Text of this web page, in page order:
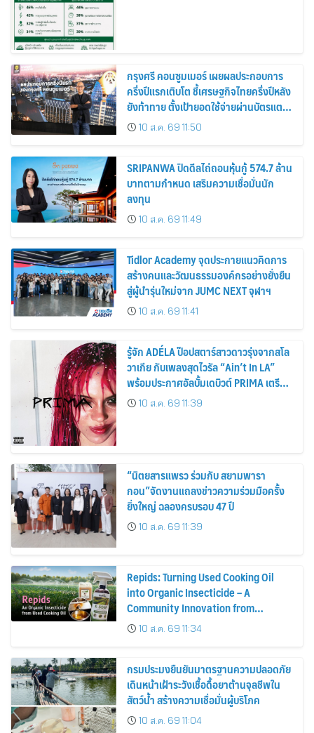
กรุงศรี คอนซูมเมอร์ เผยผลประกอบการ
ครึ่งปีแรกเติบโต ชี้เศรษฐกิจไทยครึ่งปีหลัง
ยังท้าทาย ตั้งเป้ายอดใช้จ่ายผ่านบัตรแตะ
420,000 ล้านบาท
10 ส.ค. 69 11:50
SRIPANWA ปิดดีลไถ่ถอนหุ้นกู้ 574.7 ล้าน
บาทตามกำหนด เสริมความเชื่อมั่นนัก
ลงทุน
10 ส.ค. 69 11:49
Tidlor Academy จุดประกายแนวคิดการ
สร้างคนและวัฒนธรรมองค์กรอย่างยั่งยืน
สู่ผู้นำรุ่นใหม่จาก JUMC NEXT จุฬาฯ
10 ส.ค. 69 11:41
รู้จัก ADÉLA ป๊อปสตาร์สาวดาวรุ่งจากสโล
วาเกีย กับเพลงสุดไวรัล “Ain’t In LA”
พร้อมประกาศอัลบั้มเดบิวต์ PRIMA เตรียม
ปล่อย 4 ก.ย. นี้
10 ส.ค. 69 11:39
“นิตยสารแพรว ร่วมกับ สยามพารา
กอน”จัดงานแถลงข่าวความร่วมมือครั้ง
ยิ่งใหญ่ ฉลองครบรอบ 47 ปี
10 ส.ค. 69 11:39
Repids: Turning Used Cooking Oil
into Organic Insecticide – A
Community Innovation from
Chulalongkorn University
10 ส.ค. 69 11:34
กรมประมงยืนยันมาตรฐานความปลอดภัย
เดินหน้าเฝ้าระวังเชื้อดื้อยาต้านจุลชีพใน
สัตว์น้ำ สร้างความเชื่อมั่นผู้บริโภค
10 ส.ค. 69 11:04